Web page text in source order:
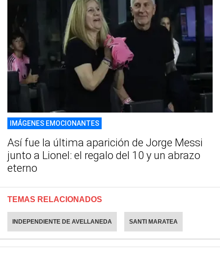
IMÁGENES EMOCIONANTES
Así fue la última aparición de Jorge Messi
junto a Lionel: el regalo del 10 y un abrazo
eterno
TEMAS RELACIONADOS
INDEPENDIENTE DE AVELLANEDA SANTI MARATEA